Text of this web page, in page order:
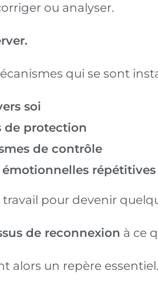
ou analyser.
qui se sont
soi
de protection
de contrôle
émotionnelles répétitives
travail pour devenir
de reconnexion à ce
alors un repère essentiel.